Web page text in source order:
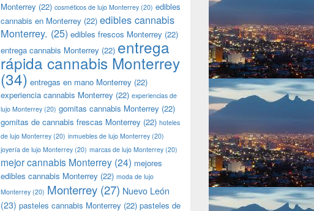
Monterrey (22) cosméticos de lujo Monterrey (20) edibles
cannabis en Monterrey (22) edibles cannabis
Monterrey. (25) edibles frescos Monterrey (22)
entrega cannabis Monterrey (22) entrega
rápida cannabis Monterrey
(34) entregas en mano Monterrey (22)
experiencia cannabis Monterrey (22) experiencias de
lujo Monterrey (20) gomitas cannabis Monterrey (22)
gomitas de cannabis frescas Monterrey (22) hoteles
de lujo Monterrey (20) inmuebles de lujo Monterrey (20)
joyería de lujo Monterrey (20) marcas de lujo Monterrey (20)
mejor cannabis Monterrey (24) mejores
edibles cannabis Monterrey (22) moda de lujo
Monterrey (20) Monterrey (27) Nuevo León
(23) pasteles cannabis Monterrey (22) pasteles de